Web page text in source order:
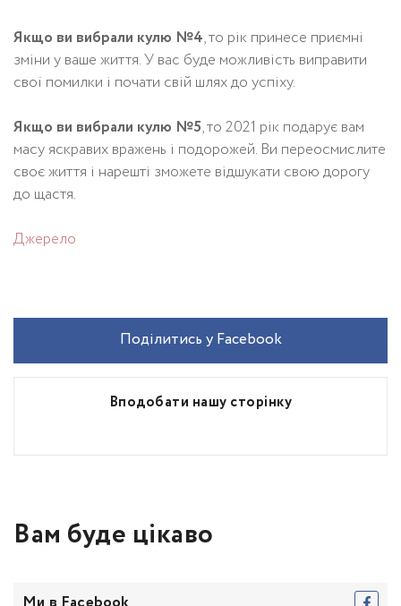
Якщо ви вибрали кулю №4, то рік принесе приємні
зміни у ваше життя. У вас буде можливість виправити
свої помилки і почати свій шлях до успіху.
Якщо ви вибрали кулю №5, то 2021 рік подарує вам
масу яскравих вражень і подорожей. Ви переосмислите
своє життя і нарешті зможете відшукати свою дорогу
до щастя.
Джерело
Вподобати нашу сторінку
Поділитись у Facebook
Вам буде цікаво